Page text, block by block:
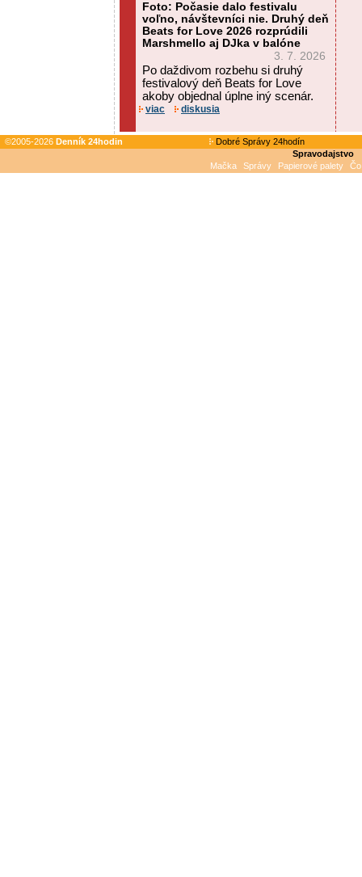
Foto: Počasie dalo festivalu
voľno, návštevníci nie. Druhý deň
Beats for Love 2026 rozprúdili
Marshmello aj DJka v balóne
3. 7. 2026
Po daždivom rozbehu si druhý
festivalový deň Beats for Love
akoby objednal úplne iný scenár.
viac diskusia
©2005-2026 Denník 24hodin
Dobré Správy 24hodín
Spravodajstvo
Mačka
Správy Papierové palety